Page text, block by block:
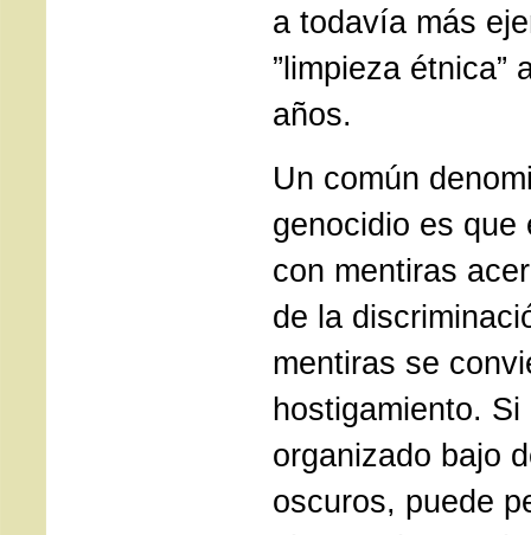
a todavía más
”limpieza étnica”
años.
Un común
genocidio es que
con mentiras
de la
mentiras se
hostigamiento.
organizado bajo
oscuros, puede